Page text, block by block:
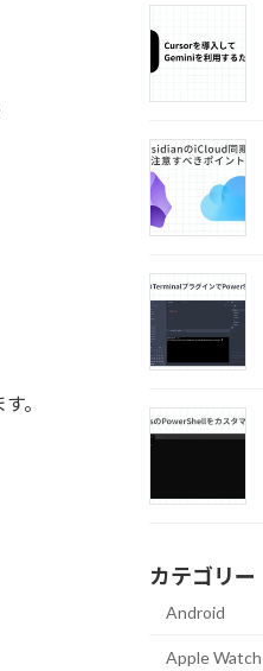
。
カテゴリー
Android
Apple Watch